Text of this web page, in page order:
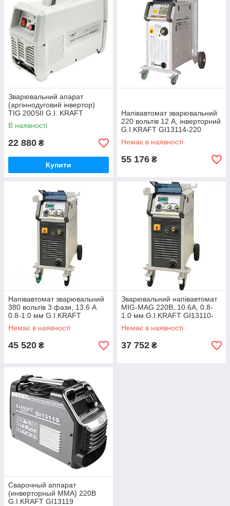
Зварювальний апарат
(аргіннодуговий інвертор)
TIG 200SII G.I. KRAFT
GI13117
В наявності
22 880 ₴
Купити
Напівавтомат зварювальний
220 вольтів 12 А, інверторний
G.I.KRAFT GI13114-220
Немає в наявності
55 176 ₴
Напівавтомат зварювальний
380 вольтів 3 фази, 13.6 A
0.8-1.0 мм G.I.KRAFT
GI13112
Немає в наявності
45 520 ₴
Зварювальний напівавтомат
MIG-MAG 220В, 10.6А, 0.8-
1.0 мм G.I.KRAFT GI13110-
220
Немає в наявності
37 752 ₴
Сварочный аппарат
(инверторный MMA) 220В
G.I.KRAFT GI13119